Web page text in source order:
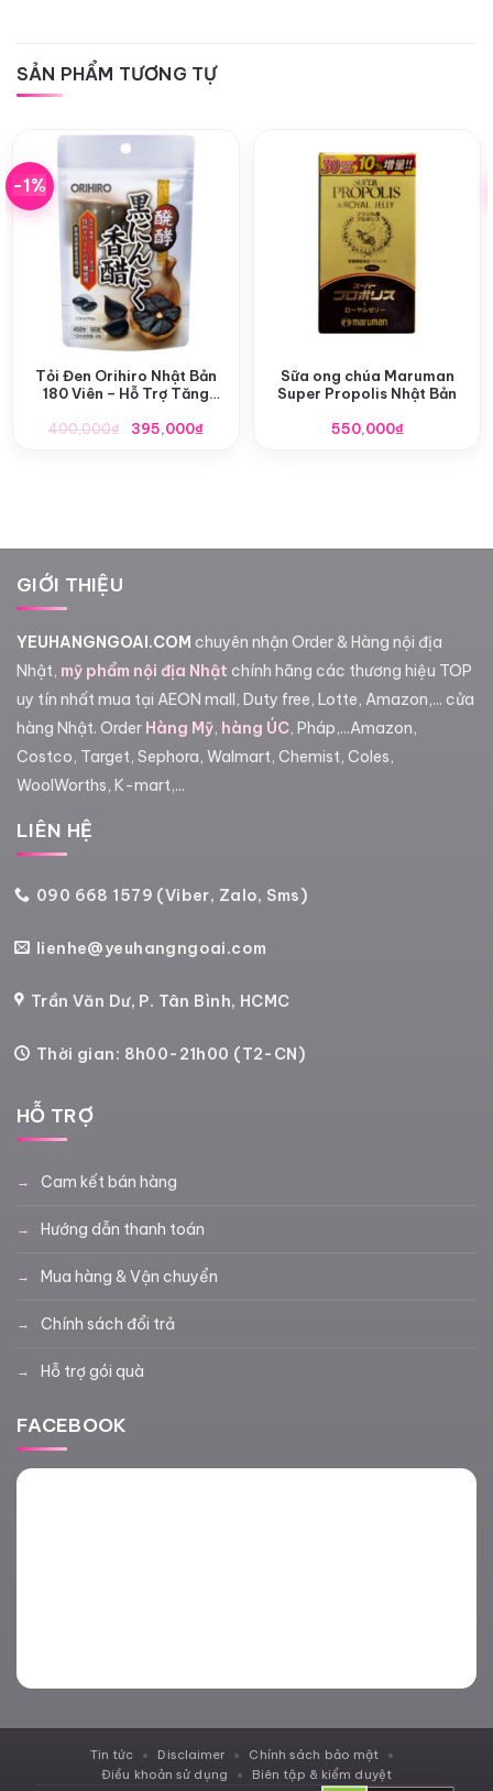
SẢN PHẨM TƯƠNG TỰ
-1%
Tỏi Đen Orihiro Nhật Bản
180 Viên – Hỗ Trợ Tăng
400,000₫
Giá
395,000₫Giá
Sữa ong chúa Maruman
Super Propolis Nhật Bản
550,000₫
GIỚI THIỆU
YEUHANGNGOAI.COM chuyên nhận Order & Hàng nội địa
Nhật, mỹ phẩm nội địa Nhật chính hãng các thương hiệu TOP
uy tín nhất mua tại AEON mall, Duty free, Lotte, Amazon,... cửa
hàng Nhật. Order Hàng Mỹ, hàng ÚC, Pháp,...Amazon,
Costco, Target, Sephora, Walmart, Chemist, Coles,
WoolWorths, K-mart,...
LIÊN HỆ
090 668 1579 (Viber, Zalo, Sms)
lienhe@yeuhangngoai.com
Trần Văn Dư, P. Tân Bình, HCMC
Thời gian: 8h00-21h00 (T2-CN)
HỖ TRỢ
Cam kết bán hàng
Hướng dẫn thanh toán
Mua hàng & Vận chuyển
Chính sách đổi trả
Hỗ trợ gói quà
FACEBOOK
Tin tức Disclaimer
Chính sách bảo mật
Điều khoản sử dụng
Biên tập & kiểm duyệt